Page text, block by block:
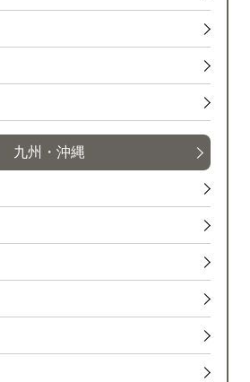
九州・沖縄